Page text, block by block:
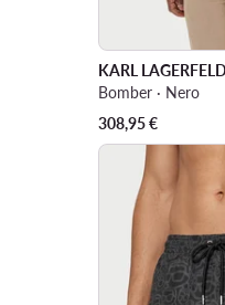
KARL LAGERFELD
Bomber · Nero
308,95€